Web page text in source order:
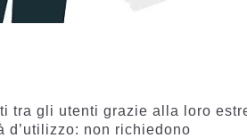
tra gli utenti grazie alla loro
non richiedono